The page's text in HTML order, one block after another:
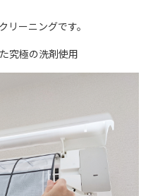
リーニングです。
究極の洗剤使用